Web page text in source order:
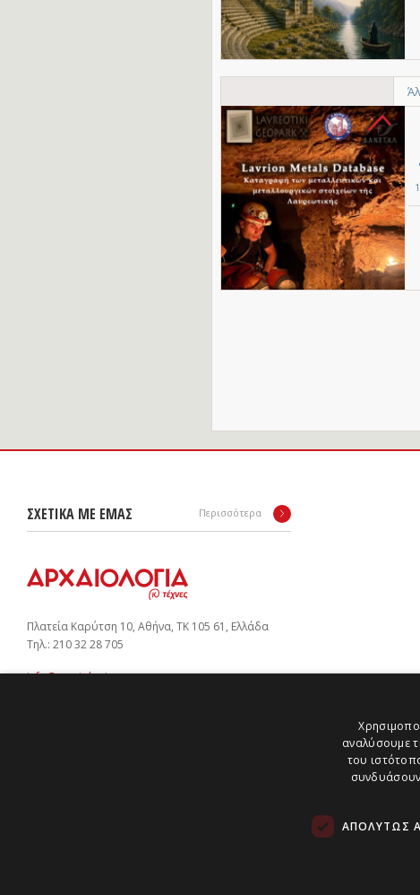
ΣΧΕΤΙΚΑ ΜΕ ΕΜΑΣ Περισσότερα
Πλατεία Καρύτση 10, Αθήνα, ΤΚ 105 61, Ελλάδα
Tηλ.: 210 32 28 705
info@arxaiologia.gr
αναλύσουμε
του
ΑΠΟΛΎΤΩΣ